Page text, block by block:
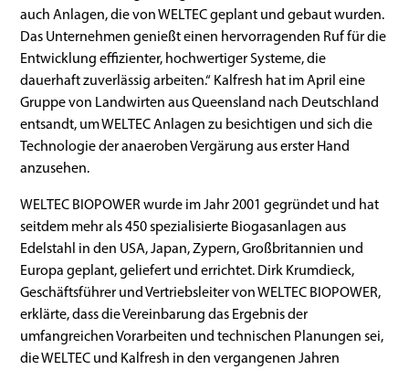
auch Anlagen, die von WELTEC geplant und gebaut wurden.
Das Unternehmen genießt einen hervorragenden Ruf für die
Entwicklung effizienter, hochwertiger Systeme, die
dauerhaft zuverlässig arbeiten.“ Kalfresh hat im April eine
Gruppe von Landwirten aus Queensland nach Deutschland
entsandt, um WELTEC Anlagen zu besichtigen und sich die
Technologie der anaeroben Vergärung aus erster Hand
anzusehen.
WELTEC BIOPOWER wurde im Jahr 2001 gegründet und hat
seitdem mehr als 450 spezialisierte Biogasanlagen aus
Edelstahl in den USA, Japan, Zypern, Großbritannien und
Europa geplant, geliefert und errichtet. Dirk Krumdieck,
Geschäftsführer und Vertriebsleiter von WELTEC BIOPOWER,
erklärte, dass die Vereinbarung das Ergebnis der
umfangreichen Vorarbeiten und technischen Planungen sei,
die WELTEC und Kalfresh in den vergangenen Jahren